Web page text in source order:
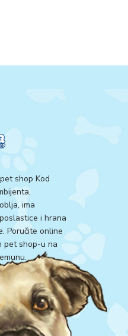
shop Kod
ima
i hrana
Poručite online
pet shop-u na